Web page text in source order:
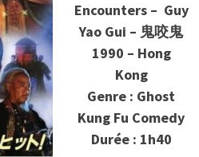
Encounters – Guy
Yao Gui – 鬼咬鬼
1990 – Hong
Kong
Genre : Ghost
Kung Fu Comedy
Durée : 1h40